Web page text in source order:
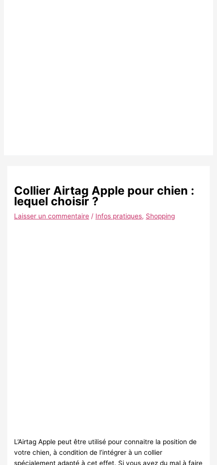
Collier Airtag Apple pour chien :
lequel choisir ?
Laisser un commentaire / Infos pratiques, Shopping
L’Airtag Apple peut être utilisé pour connaitre la position de
votre chien, à condition de l’intégrer à un collier
spécialement adapté à cet effet. Si vous avez du mal à faire